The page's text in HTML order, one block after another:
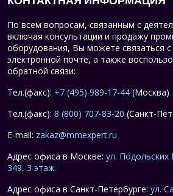
По всем вопросам, связанным с
включая консультации и продажу
оборудования, Вы можете связаться
электронной почте, а также
обратной связи:
Тел.(факс): +7 (495) 989-17-44 (Москва)
Тел.(факс): 8 (800) 707-83-20 (Санкт-
E-mail: zakaz@mmexpert.ru
Адрес офиса в Москве: ул. Подольских
349, 3 этаж
Адрес офиса в Санкт-Петербурге: ул.